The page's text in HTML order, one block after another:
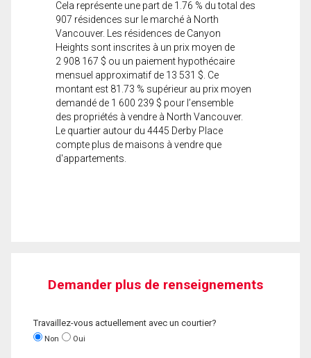
Cela représente une part de 1.76 % du total des
907 résidences sur le marché à North
Vancouver. Les résidences de Canyon
Heights sont inscrites à un prix moyen de
2 908 167 $ ou un paiement hypothécaire
mensuel approximatif de 13 531 $. Ce
montant est 81.73 % supérieur au prix moyen
demandé de 1 600 239 $ pour l’ensemble
des propriétés à vendre à North Vancouver.
Le quartier autour du 4445 Derby Place
compte plus de maisons à vendre que
d'appartements.
Demander plus de renseignements
Travaillez-vous actuellement avec un courtier?
Non Oui